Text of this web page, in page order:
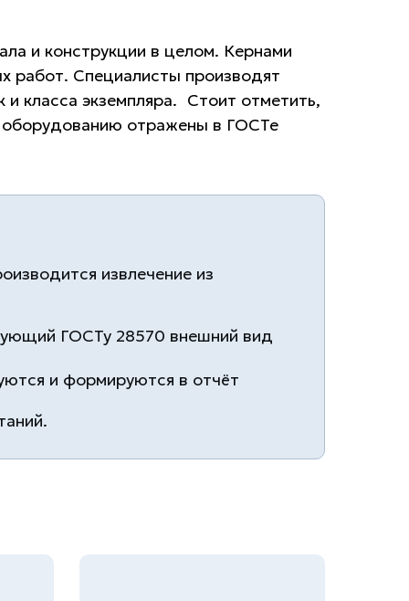
и конструкции в целом. Кернами
работ. Специалисты производят
класса экземпляра. Стоит отметить,
оборудованию отражены в ГОСТе
и формируются в отчёт
ГОСТу 28570 внешний вид
извлечение из